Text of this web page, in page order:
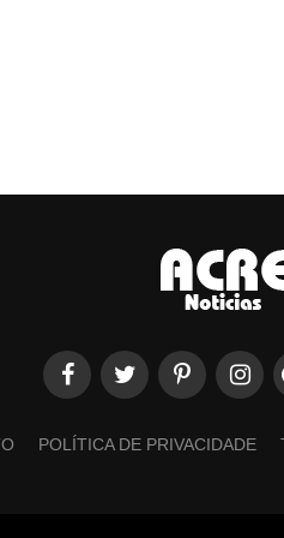
POLÍTICA DE PRIVACIDADE